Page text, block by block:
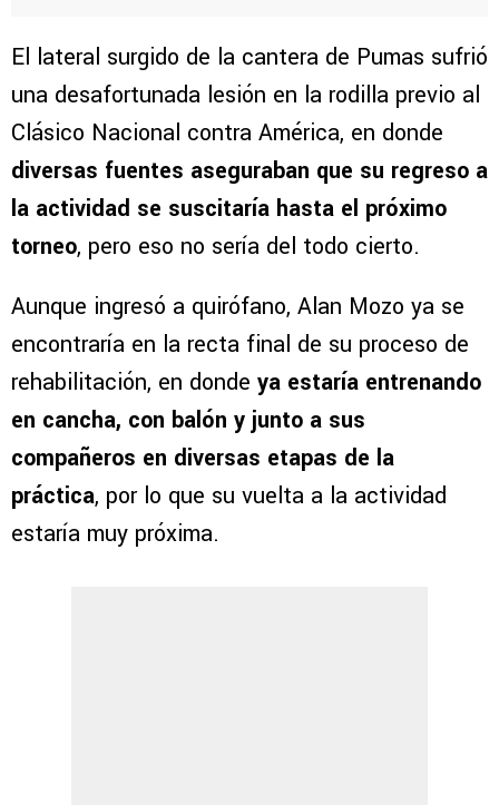
El lateral surgido de la cantera de Pumas sufrió
una desafortunada lesión en la rodilla previo al
Clásico Nacional contra América, en donde
diversas fuentes aseguraban que su regreso a
la actividad se suscitaría hasta el próximo
torneo, pero eso no sería del todo cierto.
Aunque ingresó a quirófano, Alan Mozo ya se
encontraría en la recta final de su proceso de
rehabilitación, en donde ya estaría entrenando
en cancha, con balón y junto a sus
compañeros en diversas etapas de la
práctica, por lo que su vuelta a la actividad
estaría muy próxima.